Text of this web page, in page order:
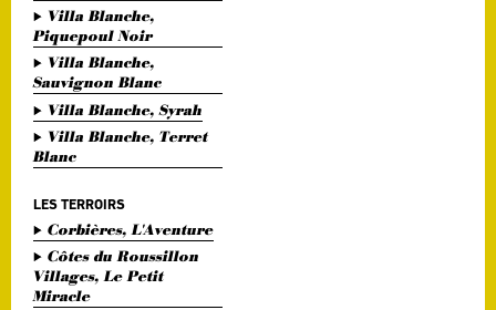
Villa Blanche,
Piquepoul Noir
Villa Blanche,
Sauvignon Blanc
Villa Blanche, Syrah
Villa Blanche, Terret
Blanc
LES TERROIRS
Corbières, L'Aventure
Côtes du Roussillon
Villages, Le Petit
Miracle